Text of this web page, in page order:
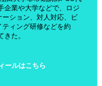
業や大学などで、ロジ
ーション、対人対応、ビ
ティング研修などを約
た。
ールはこちら